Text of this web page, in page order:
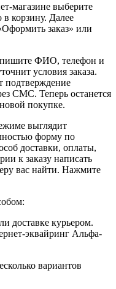
магазине выберите
в корзину. Далее
заказ» или
ФИО, телефон и
условия заказа.
подтверждение
СМС. Теперь останется
покупке.
выглядит
форму по
доставки, оплаты,
к заказу написать
вас найти. Нажмите
доставке курьером.
эквайринг Альфа-
вариантов